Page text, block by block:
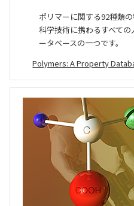
ポリマーに関する92種類
科学技術に携わるすべて
ータベースの一つです。
Polymers: A Property